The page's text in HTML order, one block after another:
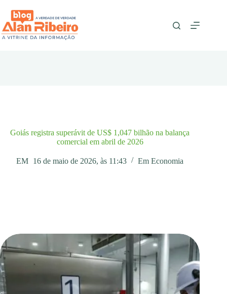
para
conteúdo
Goiás registra superávit de US$ 1,047 bilhão na balança
comercial em abril de 2026
EM 16 de maio de 2026, às 11:43 Em Economia